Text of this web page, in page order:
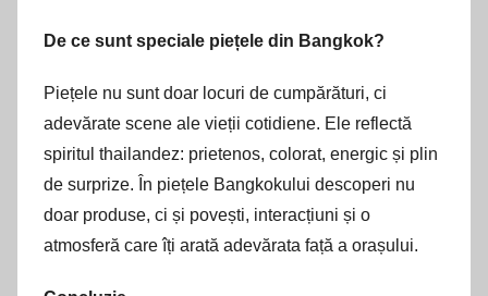
De ce sunt speciale piețele din Bangkok?
Piețele nu sunt doar locuri de cumpărături, ci
adevărate scene ale vieții cotidiene. Ele reflectă
spiritul thailandez: prietenos, colorat, energic și plin
de surprize. În piețele Bangkokului descoperi nu
doar produse, ci și povești, interacțiuni și o
atmosferă care îți arată adevărata față a orașului.